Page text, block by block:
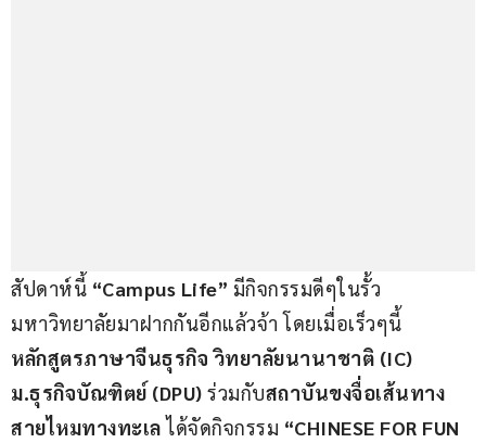
สัปดาห์นี้ “Campus Life” มีกิจกรรมดีๆในรั้ว
มหาวิทยาลัยมาฝากกันอีกแล้วจ้า โดยเมื่อเร็วๆนี้
หลักสูตรภาษาจีนธุรกิจ วิทยาลัยนานาชาติ (IC)
ม.ธุรกิจบัณฑิตย์ (DPU) ร่วมกับสถาบันขงจื่อเส้นทาง
สายไหมทางทะเล ได้จัดกิจกรรม “CHINESE FOR FUN